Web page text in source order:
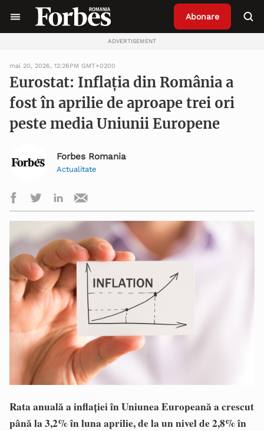
Abonare
ADVERTISEMENT
mai 20, 2026, 12:26PM GMT+0200
Eurostat: Inflația din România a
fost în aprilie de aproape trei ori
peste media Uniunii Europene
Forbes Romania
Actualitate
Rata anuală a inflaţiei în Uniunea Europeană a crescut
până la 3,2% în luna aprilie, de la un nivel de 2,8% în